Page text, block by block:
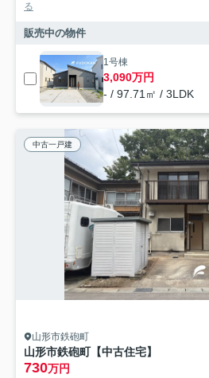
る
販売中の物件
1号棟
3,090万円
- / 97.71㎡ / 3LDK
中古一戸建
山形市鉄砲町
山形市鉄砲町【中古住宅】
730万円